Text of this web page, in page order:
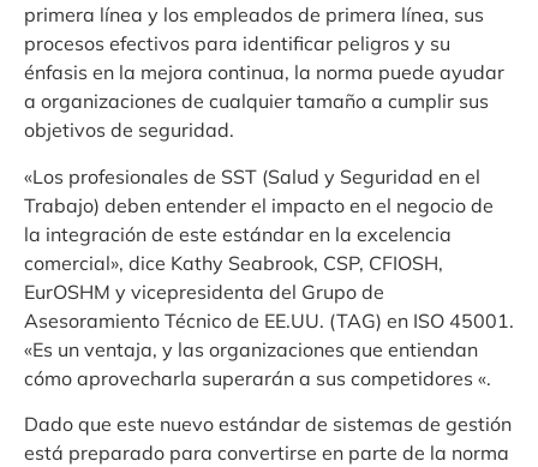
primera línea y los empleados de primera línea, sus
procesos efectivos para identificar peligros y su
énfasis en la mejora continua, la norma puede ayudar
a organizaciones de cualquier tamaño a cumplir sus
objetivos de seguridad.
«Los profesionales de SST (Salud y Seguridad en el
Trabajo) deben entender el impacto en el negocio de
la integración de este estándar en la excelencia
comercial», dice Kathy Seabrook, CSP, CFIOSH,
EurOSHM y vicepresidenta del Grupo de
Asesoramiento Técnico de EE.UU. (TAG) en ISO 45001.
«Es un ventaja, y las organizaciones que entiendan
cómo aprovecharla superarán a sus competidores «.
Dado que este nuevo estándar de sistemas de gestión
está preparado para convertirse en parte de la norma